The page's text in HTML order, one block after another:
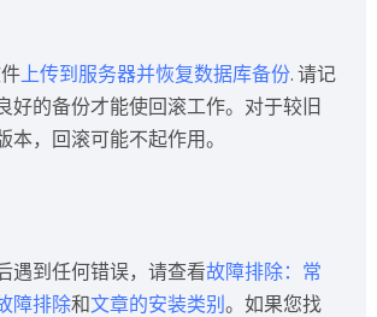
上传到服务器并恢复数据库备份. 请记
好的备份才能使回滚工作。对于较旧
本，回滚可能不起作用。
遇到任何错误，请查看故障排除：常
障排除和文章的安装类别。如果您找